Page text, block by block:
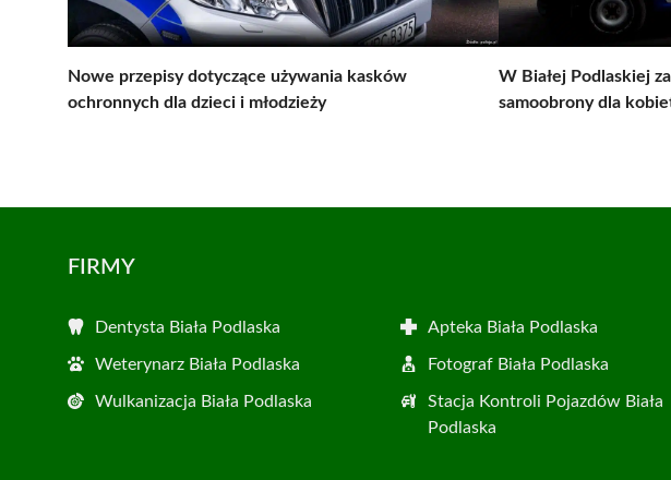
Nowe przepisy dotyczące używania kasków
ochronnych dla dzieci i młodzieży
W Białej Podlaskiej
samoobrony dla
FIRMY
Dentysta Biała Podlaska Apteka Biała Podlaska
Weterynarz Biała Podlaska Fotograf Biała Podlaska
Wulkanizacja Biała Podlaska
Stacja Kontroli Pojazdów Biała
Podlaska